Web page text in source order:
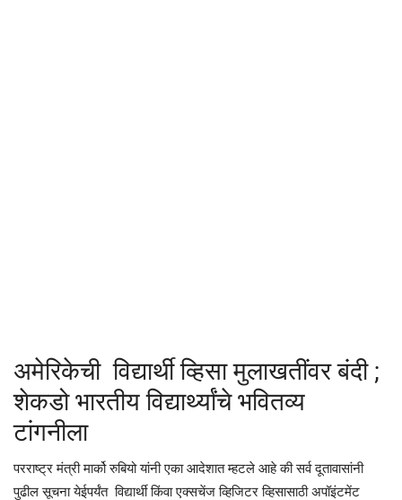
गॅलरी
Language
English Marathi
अमेरिकेची विद्यार्थी व्हिसा मुलाखतींवर बंदी ;
शेकडो भारतीय विद्यार्थ्यांचे भवितव्य
टांगनीला
परराष्ट्र मंत्री मार्को रुबियो यांनी एका आदेशात म्हटले आहे की सर्व दूतावासांनी
पुढील सूचना येईपर्यंत विद्यार्थी किंवा एक्सचेंज व्हिजिटर व्हिसासाठी अपॉइंटमेंट